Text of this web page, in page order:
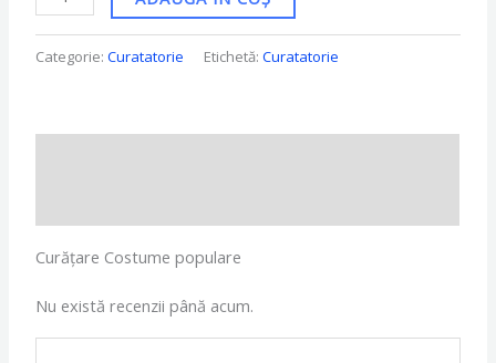
Categorie:Curatatorie Etichetă:Curatatorie
Curățare Costume populare
Nu există recenzii până acum.